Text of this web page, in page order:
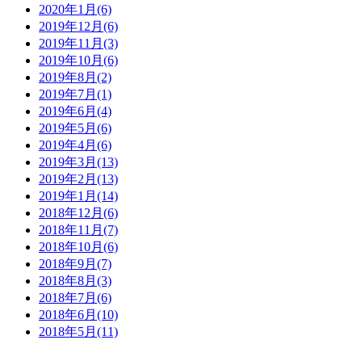
2020年1月(6)
2019年12月(6)
2019年11月(3)
2019年10月(6)
2019年8月(2)
2019年7月(1)
2019年6月(4)
2019年5月(6)
2019年4月(6)
2019年3月(13)
2019年2月(13)
2019年1月(14)
2018年12月(6)
2018年11月(7)
2018年10月(6)
2018年9月(7)
2018年8月(3)
2018年7月(6)
2018年6月(10)
2018年5月(11)